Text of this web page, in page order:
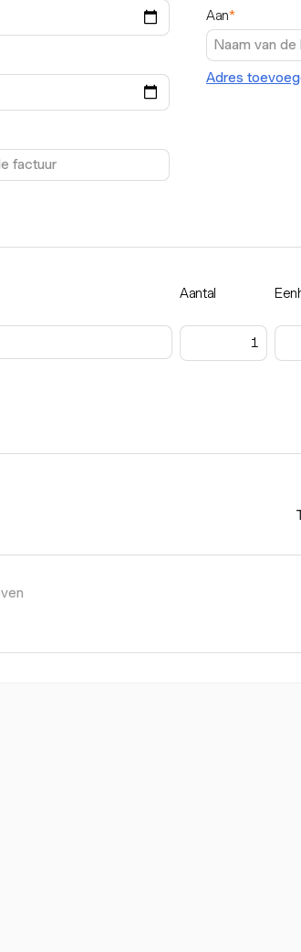
Aan*
Adres
Aantal